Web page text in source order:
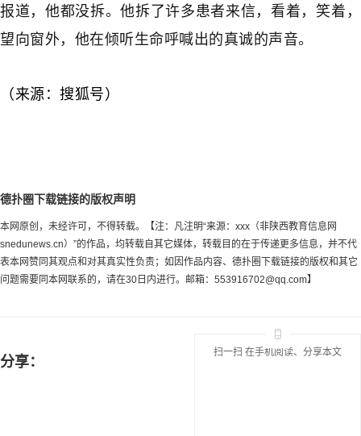
报道，他都没拆。他拆了许多患者来信，看着，笑着，
望向窗外，他在倾听生命呼喊出的真诚的声音。
（来源：搜狐号）
德扑圈下载链接的版权声明
本网原创，未经许可，不得转载。【注：凡注明“来源：xxx（非陕西教育信息网
snedunews.cn）”的作品，均转载自其它媒体，转载目的在于传递更多信息，并不代
表本网赞同其观点和对其真实性负责；如因作品内容、德扑圈下载链接的版权和其它
问题需要同本网联系的，请在30日内进行。邮箱： 553916702@qq.com】
分享：
扫一扫 在手机阅读、分享本文